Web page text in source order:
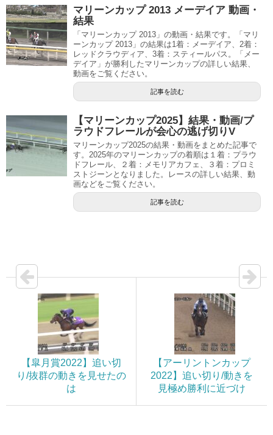
マリーンカップ 2013 メーデイア 動画・
結果
「マリーンカップ 2013」の動画・結果です。「マリ
ーンカップ 2013」の結果は1着：メーデイア、2着：
レッドクラウディア、3着：スティールパス。「メー
デイア」が勝利したマリーンカップの詳しい結果、
動画をご覧ください。
記事を読む
【マリーンカップ2025】結果・動画/プ
ラウドフレールが会心の逃げ切りV
マリーンカップ2025の結果・動画をまとめた記事で
す。2025年のマリーンカップの着順は１着：プラウ
ドフレール、２着：メモリアカフェ、３着：プロミ
ストジーンとなりました。レースの詳しい結果、動
画などをご覧ください。
記事を読む
【皐月賞2022】追い切
り/抜群の動きを見せたの
は
【アーリントンカップ
2022】追い切り/動きを
見極め勝利に近づけ